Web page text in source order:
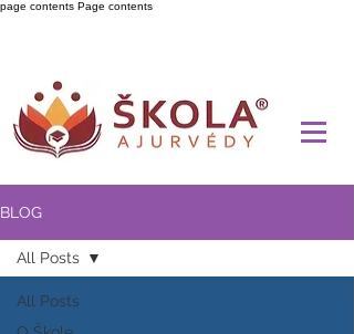
page contents Page contents
BLOG
All Posts
All Posts